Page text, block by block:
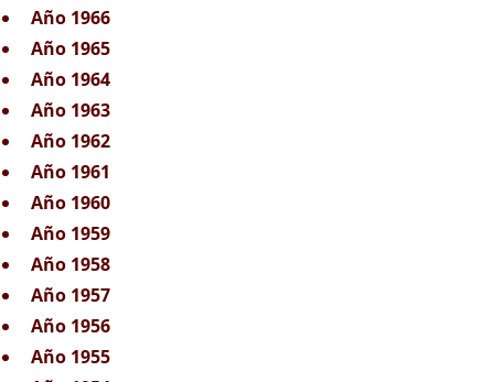
Año 1966
Año 1965
Año 1964
Año 1963
Año 1962
Año 1961
Año 1960
Año 1959
Año 1958
Año 1957
Año 1956
Año 1955